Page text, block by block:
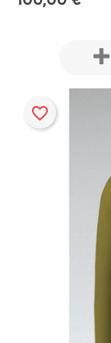
favorite_border